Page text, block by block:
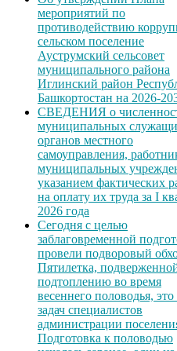
мероприятий по
противодействию
сельском поселение
Ауструмский сельсовет
муниципального района
Иглинский район
Башкортостан на 2026-
СВЕДЕНИЯ о
муниципальных
органов местного
самоуправления,
муниципальных
указанием фактических
на оплату их труда за I
2026 года
Сегодня с целью
заблаговременной
провели подворовый
Пятилетка,
подтоплению во время
весеннего половодья,
задач специалистов
администрации
Подготовка к половодью